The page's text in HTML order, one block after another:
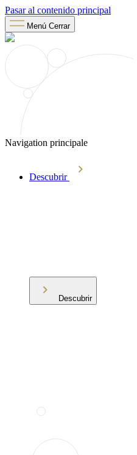
Pasar al contenido principal
Menú Cerrar
Navigation principale
Descubrir
Descubrir